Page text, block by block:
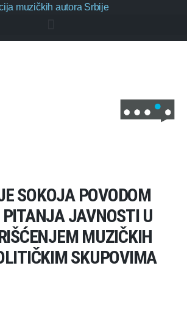
muzičkih autora Srbije
SOKOJA POVODOM
JAVNOSTI U
MUZIČKIH
SKUPOVIMA